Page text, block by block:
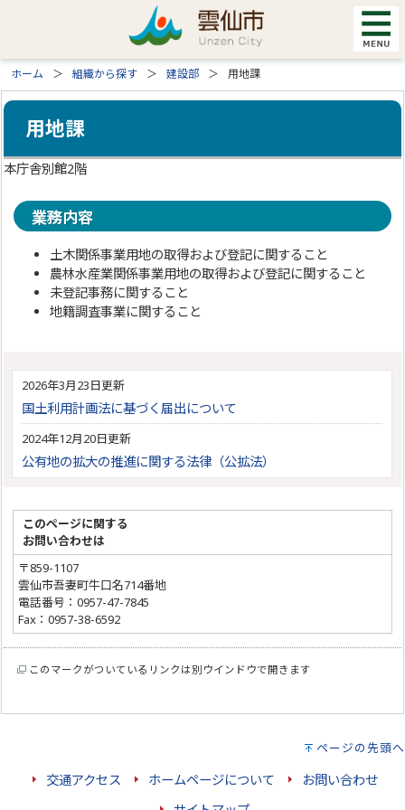
ホーム 組織から探す 建設部 用地課
用地課
本庁舎別館2階
業務内容
土木関係事業用地の取得および登記に関すること
農林水産業関係事業用地の取得および登記に関すること
未登記事務に関すること
地籍調査事業に関すること
2026年3月23日更新
国土利用計画法に基づく届出について
2024年12月20日更新
公有地の拡大の推進に関する法律（公拡法）
このページに関する
お問い合わせは
〒859-1107
雲仙市吾妻町牛口名714番地
電話番号：0957-47-7845
Fax：0957-38-6592
このマークがついているリンクは別ウインドウで開きます
ページの先頭へ
交通アクセス ホームページについて
お問い合わせ